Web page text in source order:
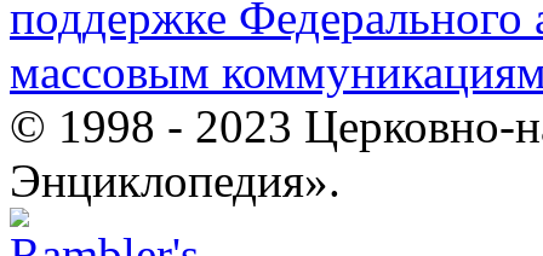
поддержке Федерального
массовым
© 1998 - 2023 Церковно-
Энциклопедия».